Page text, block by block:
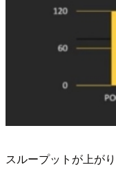
スループットが上が